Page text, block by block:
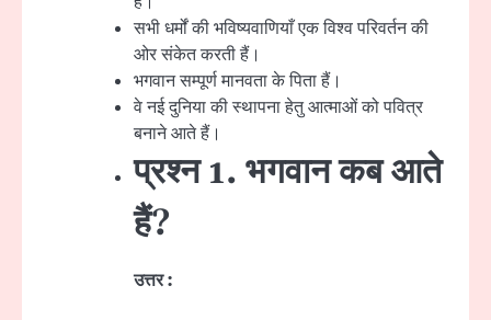
सभी धर्मों की भविष्यवाणियाँ एक विश्व परिवर्तन की
ओर संकेत करती हैं।
भगवान सम्पूर्ण मानवता के पिता हैं।
वे नई दुनिया की स्थापना हेतु आत्माओं को पवित्र
बनाने आते हैं।
प्रश्न 1. भगवान कब आते
हैं?
उत्तर :